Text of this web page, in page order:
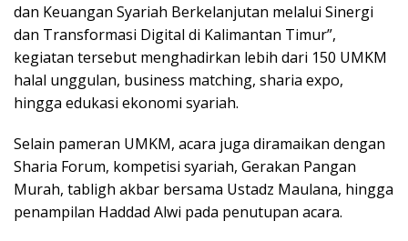
dan Keuangan Syariah Berkelanjutan melalui Sinergi
dan Transformasi Digital di Kalimantan Timur”,
kegiatan tersebut menghadirkan lebih dari 150 UMKM
halal unggulan, business matching, sharia expo,
hingga edukasi ekonomi syariah.
Selain pameran UMKM, acara juga diramaikan dengan
Sharia Forum, kompetisi syariah, Gerakan Pangan
Murah, tabligh akbar bersama Ustadz Maulana, hingga
penampilan Haddad Alwi pada penutupan acara.